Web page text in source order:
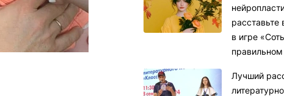
расставьте
в игре
Лучший